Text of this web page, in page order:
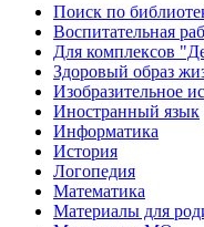
Поиск по
Воспитательная
Для комплексов
Здоровый образ
Изобразительное
Иностранный язык
Информатика
История
Логопедия
Математика
Материалы для